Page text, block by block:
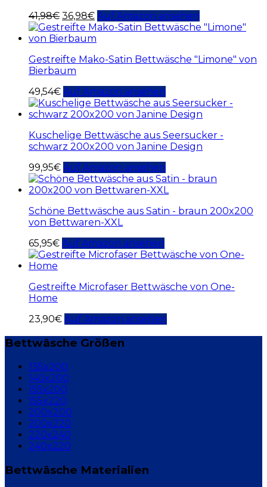
41,98€ 36,98€ Auf Amazon ansehen
Gestreifte Mako-Satin Bettwäsche "Limone" von
Bierbaum
49,54€ Auf Amazon ansehen
Kuschelige Bettwäsche aus Seersucker -
schwarz 200x200 von Janine Design
99,95€ Auf Amazon ansehen
Schöne Bettwäsche aus Satin - braun 200x200
von Bettwaren-XXL
65,95€ Auf Amazon ansehen
Gestreifte Microfaser Bettwäsche von One-
Home
23,90€ Auf Amazon ansehen
Bettwäsche Größen
135x200
140x200
155x200
155x220
200x200
200x220
220x240
240x220
Bettwäsche Materialien